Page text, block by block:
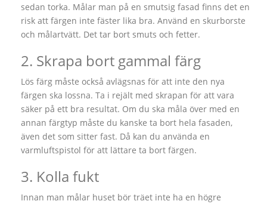
sedan torka. Målar man på en smutsig fasad finns det en
risk att färgen inte fäster lika bra. Använd en skurborste
och målartvätt. Det tar bort smuts och fetter.
2. Skrapa bort gammal färg
Lös färg måste också avlägsnas för att inte den nya
färgen ska lossna. Ta i rejält med skrapan för att vara
säker på ett bra resultat. Om du ska måla över med en
annan färgtyp måste du kanske ta bort hela fasaden,
även det som sitter fast. Då kan du använda en
varmluftspistol för att lättare ta bort färgen.
3. Kolla fukt
Innan man målar huset bör träet inte ha en högre